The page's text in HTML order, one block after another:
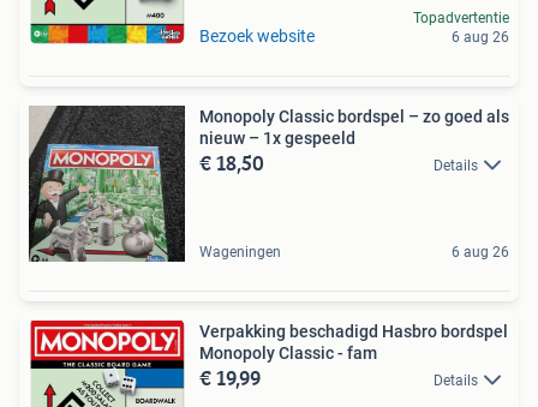
Bezoek website
Topadvertentie
6 aug 26
Monopoly Classic bordspel – zo goed als
nieuw – 1x gespeeld
€ 18,50 Details
Wageningen 6 aug 26
Verpakking beschadigd Hasbro bordspel
Monopoly Classic - fam
€ 19,99 Details